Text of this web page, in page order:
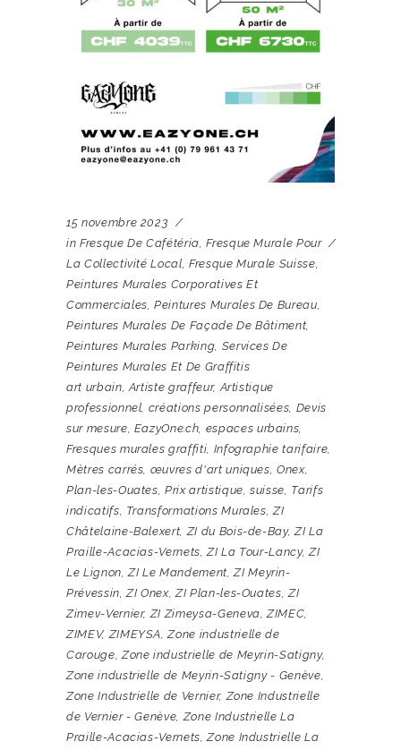
15 novembre 2023
in Fresque De Cafétéria,Fresque Murale Pour
La Collectivité Local, Fresque Murale Suisse,
Peintures Murales Corporatives Et
Commerciales,Peintures Murales De Bureau,
Peintures Murales De Façade De Bâtiment,
Peintures Murales Parking, Services De
Peintures Murales Et De Graffitis
art urbain,Artiste graffeur,Artistique
professionnel, créations personnalisées, Devis
sur mesure, EazyOne.ch, espaces urbains,
Fresques murales graffiti, Infographie tarifaire,
Mètres carrés, œuvres d'art uniques,Onex,
Plan-les-Ouates,Prix artistique,suisse, Tarifs
indicatifs, Transformations Murales,ZI
Châtelaine-Balexert,ZI du Bois-de-Bay,ZI La
Praille-Acacias-Vernets,ZI La Tour-Lancy,ZI
Le Lignon,ZI Le Mandement,ZI Meyrin-
Prévessin,ZI Onex,ZI Plan-les-Ouates,ZI
Zimev-Vernier,ZI Zimeysa-Geneva,ZIMEC,
ZIMEV,ZIMEYSA,Zone industrielle de
Carouge,Zone industrielle de Meyrin-Satigny,
Zone industrielle de Meyrin-Satigny - Genève,
Zone Industrielle de Vernier,Zone Industrielle
de Vernier - Genève,Zone Industrielle La
Praille-Acacias-Vernets,Zone Industrielle La